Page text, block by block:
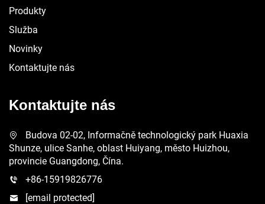
Produkty
Služba
Novinky
Kontaktujte nás
Kontaktujte nás
Budova 02-02, Informačně technologický park Huaxia
Shunze, ulice Sanhe, oblast Huiyang, město Huizhou,
provincie Guangdong, Čína.
+86-15919826776
[email protected]